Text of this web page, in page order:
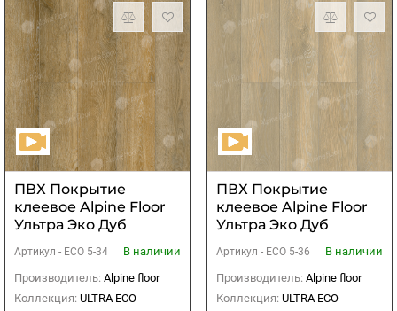
ПВХ Покрытие
клеевое Alpine Floor
Ультра Эко Дуб
Артикул - ЕСО 5-34
В наличии
Производитель: Alpine floor
Коллекция: ULTRA ECO
ПВХ Покрытие
клеевое Alpine Floor
Ультра Эко Дуб
Артикул - ЕСО 5-36
В наличии
Производитель: Alpine floor
Коллекция: ULTRA ECO